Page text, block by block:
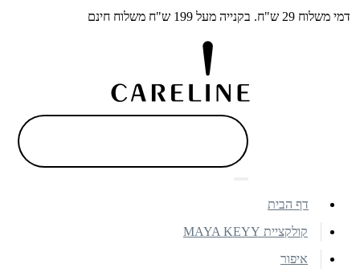
דמי משלוח 29 ש"ח. בקנייה מעל 199 ש"ח משלוח חינם
דף הבית
קולקציית MAYA KEYY
איפור